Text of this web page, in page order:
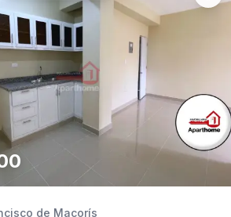
de Macorís